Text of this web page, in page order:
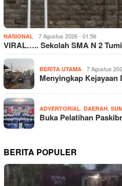
NASIONAL 7 Agustus 2026 - 01:56
VIRAL….. Sekolah SMA N 2
BERITA UTAMA 7 Agustus
Menyingkap
ADVERTORIAL DAERAH
Buka Pelatihan
BERITA POPULER